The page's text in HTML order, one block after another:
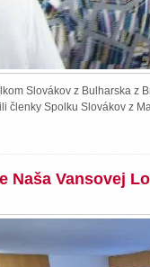
Slovákov z Bulharska z
členky Spolku Slovákov z
Naša Vansovej